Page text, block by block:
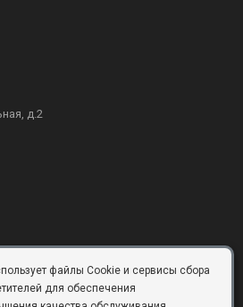
д.2
д.10, офис 3
файлы Cookie и сервисы сбора
для обеспечения